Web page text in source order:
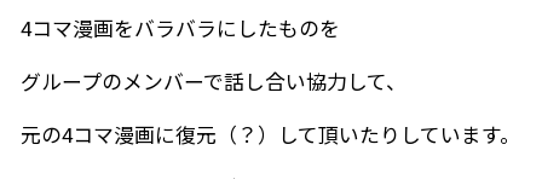
4コマ漫画をバラバラにしたものを
グループのメンバーで話し合い協力して、
元の4コマ漫画に復元（？）して頂いたりしています。